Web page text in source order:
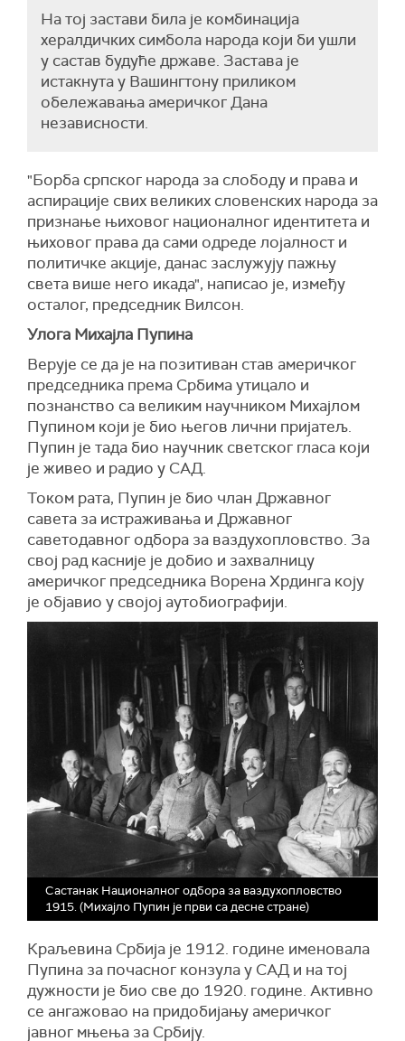
На тој застави била је комбинација
хералдичких симбола народа који би ушли
у састав будуће државе. Застава је
истакнута у Вашингтону приликом
обележавања америчког Дана
независности.
"Борба српског народа за слободу и права и
аспирације свих великих словенских народа за
признање њиховог националног идентитета и
њиховог права да сами одреде лојалност и
политичке акције, данас заслужују пажњу
света више него икада", написао је, између
осталог, председник Вилсон.
Улога Михајла Пупина
Верује се да је на позитиван став америчког
председника према Србима утицало и
познанство са великим научником Михајлом
Пупином који је био његов лични пријатељ.
Пупин је тада био научник светског гласа који
је живео и радио у САД.
Током рата, Пупин је био члан Државног
савета за истраживања и Државног
саветодавног одбора за ваздухопловство. За
свој рад касније је добио и захвалницу
америчког председника Ворена Хрдинга коју
је објавио у својој аутобиографији.
Састанак Националног одбора за ваздухопловство
1915. (Михајло Пупин је први са десне стране)
Краљевина Србија је 1912. године именовала
Пупина за почасног конзула у САД и на тој
дужности је био све до 1920. године. Активно
се ангажовао на придобијању америчког
јавног мњења за Србију.